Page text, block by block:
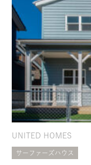
UNITED HOMES
サーファーズハウス